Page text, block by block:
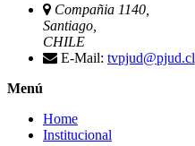
Compañia 1140,
Santiago,
CHILE
E-Mail: tvpjud@pjud.cl
Menú
Home
Institucional